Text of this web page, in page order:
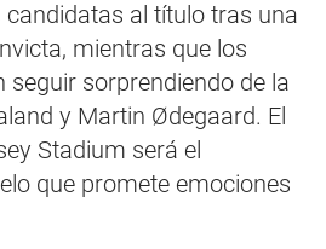
candidatas al título tras una
mientras que los
seguir sorprendiendo de la
y Martin Ødegaard. El
Stadium será el
que promete emociones